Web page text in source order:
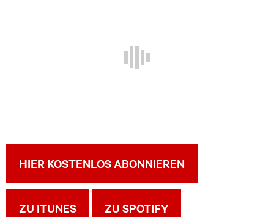
HIER KOSTENLOS ABONNIEREN
ZU ITUNES ZU SPOTIFY